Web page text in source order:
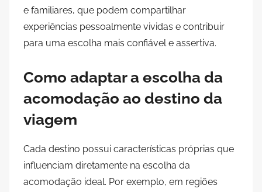
e familiares, que podem compartilhar
experiências pessoalmente vividas e contribuir
para uma escolha mais confiável e assertiva.
Como adaptar a escolha da
acomodação ao destino da
viagem
Cada destino possui características próprias que
influenciam diretamente na escolha da
acomodação ideal. Por exemplo, em regiões